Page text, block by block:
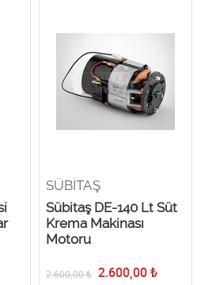
SÜBİTAŞ
Sübitaş DE-140 Lt Süt
Krema Makinası
Motoru
2.600,00₺ 2.600,00 ₺